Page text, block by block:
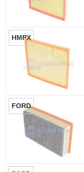
HMPX
FORD